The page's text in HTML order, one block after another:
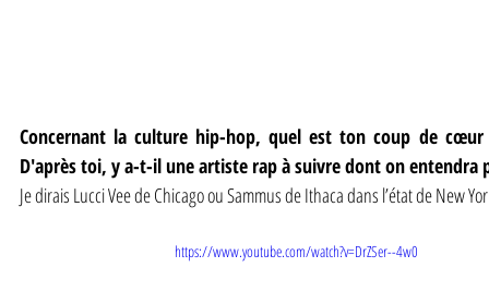
Concernant la culture hip-hop, quel est ton coup de cœur
D'après toi, y a-t-il une artiste rap à suivre dont on entendra
Je dirais Lucci Vee de Chicago ou Sammus de Ithaca dans l’état de New
https://www.youtube.com/watch?v=DrZSer--4w0